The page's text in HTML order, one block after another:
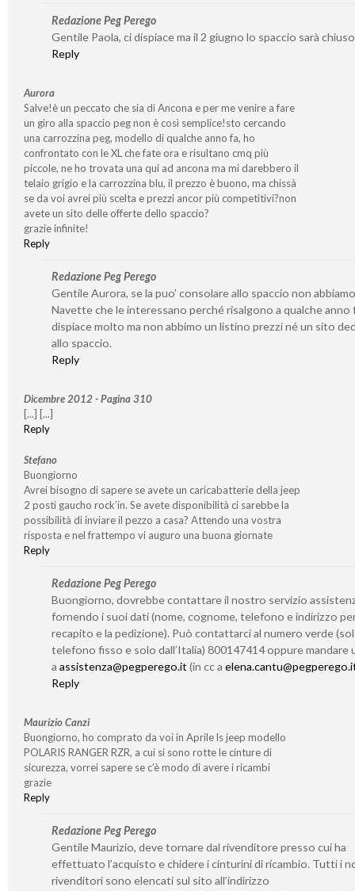
Redazione Peg Perego
Gentile Paola, ci dispiace ma il 2 giugno lo spaccio sarà
Reply
Aurora
Salve!è un peccato che sia di Ancona e per me venire a fare
un giro alla spaccio peg non è così semplice!sto cercando
una carrozzina peg, modello di qualche anno fa, ho
confrontato con le XL che fate ora e risultano cmq più
piccole, ne ho trovata una qui ad ancona ma mi darebbero il
telaio grigio e la carrozzina blu, il prezzo è buono, ma chissà
se da voi avrei più scelta e prezzi ancor più competitivi?non
avete un sito delle offerte dello spaccio?
grazie infinite!
Reply
Redazione Peg Perego
Gentile Aurora, se la puo’ consolare allo spaccio non
Navette che le interessano perché risalgono a qualche anno
dispiace molto ma non abbimo un listino prezzi né un sito
allo spaccio.
Reply
Dicembre 2012 - Pagina 310
[...] [...]
Reply
Stefano
Buongiorno
Avrei bisogno di sapere se avete un caricabatterie della jeep
2 posti gaucho rock’in. Se avete disponibilità ci sarebbe la
possibilità di inviare il pezzo a casa? Attendo una vostra
risposta e nel frattempo vi auguro una buona giornate
Reply
Redazione Peg Perego
Buongiorno, dovrebbe contattare il nostro servizio
fornendo i suoi dati (nome, cognome, telefono e indirizzo
recapito e la pedizione). Può contattarci al numero verde
telefono fisso e solo dall’Italia) 800147414 oppure mandare
a assistenza@pegperego.it(in cc a
Reply
Maurizio Canzi
Buongiorno, ho comprato da voi in Aprile ls jeep modello
POLARIS RANGER RZR, a cui si sono rotte le cinture di
sicurezza, vorrei sapere se c’è modo di avere i ricambi
grazie
Reply
Redazione Peg Perego
Gentile Maurizio, deve tornare dal rivenditore presso cui ha
effettuato l’acquisto e chidere i cinturini di ricambio. Tutti i
rivenditori sono elencati sul sito all’indirizzo